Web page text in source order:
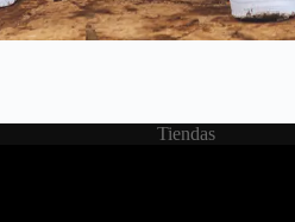
Tiendas